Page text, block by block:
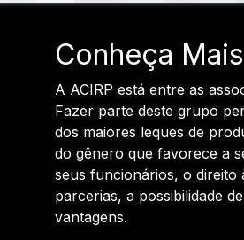
Conheça Mais
A ACIRP está entre as
Fazer parte deste grupo
dos maiores leques de
do gênero que favorece a
seus funcionários, o direito
parcerias, a possibilidade
vantagens.